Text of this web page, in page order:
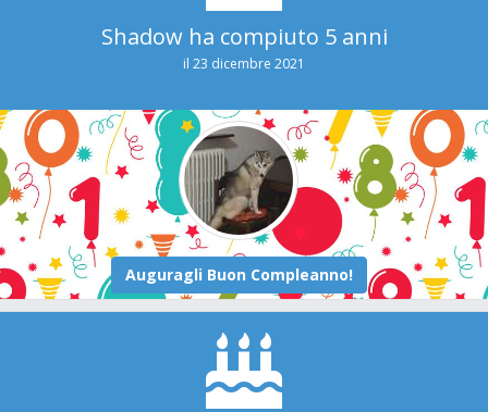
Shadow ha compiuto 5 anni
il 23 dicembre 2021